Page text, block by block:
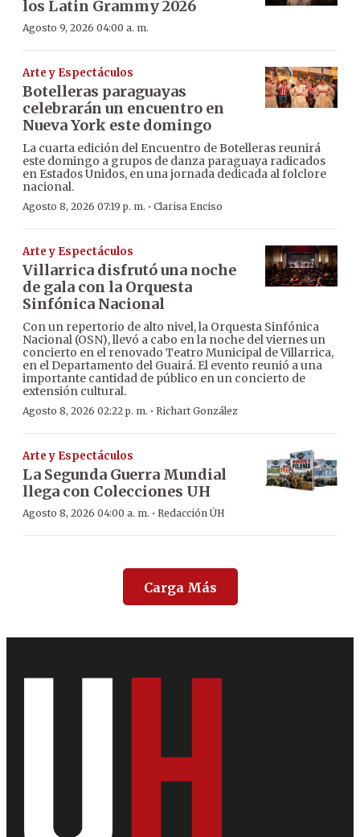
los Latin Grammy 2026
Agosto 9, 2026 04:00 a. m.
Arte y Espectáculos
Botelleras paraguayas
celebrarán un encuentro en
Nueva York este domingo
La cuarta edición del Encuentro de Botelleras reunirá
este domingo a grupos de danza paraguaya radicados
en Estados Unidos, en una jornada dedicada al folclore
nacional.
Agosto 8, 2026 07:19 p. m. · Clarisa Enciso
Arte y Espectáculos
Villarrica disfrutó una noche
de gala con la Orquesta
Sinfónica Nacional
Con un repertorio de alto nivel, la Orquesta Sinfónica
Nacional (OSN), llevó a cabo en la noche del viernes un
concierto en el renovado Teatro Municipal de Villarrica,
en el Departamento del Guairá. El evento reunió a una
importante cantidad de público en un concierto de
extensión cultural.
Agosto 8, 2026 02:22 p. m. · Richart González
Arte y Espectáculos
La Segunda Guerra Mundial
llega con Colecciones UH
Agosto 8, 2026 04:00 a. m. · Redacción ÚH
Carga Más